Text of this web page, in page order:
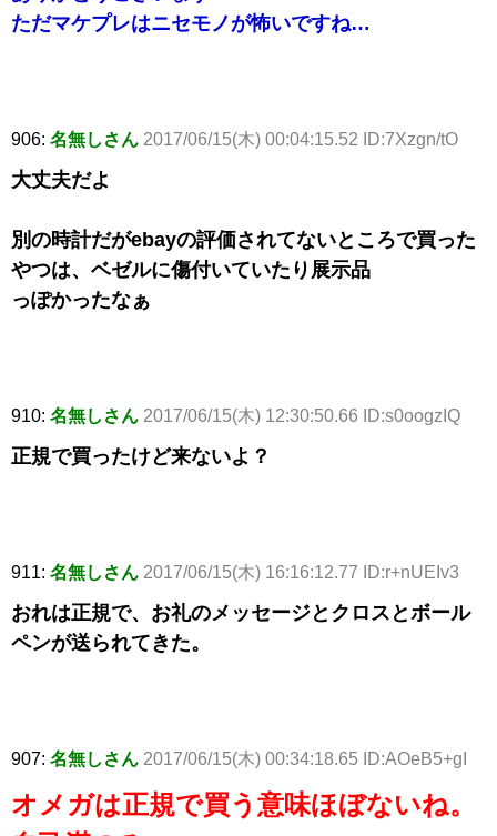
ただマケプレはニセモノが怖いですね…
906: 名無しさん 2017/06/15(木) 00:04:15.52 ID:7Xzgn/tO
大丈夫だよ
別の時計だがebayの評価されてないところで買った
やつは、ベゼルに傷付いていたり展示品
っぽかったなぁ
910: 名無しさん 2017/06/15(木) 12:30:50.66 ID:s0oogzIQ
正規で買ったけど来ないよ？
911: 名無しさん 2017/06/15(木) 16:16:12.77 ID:r+nUEIv3
おれは正規で、お礼のメッセージとクロスとボール
ペンが送られてきた。
907: 名無しさん 2017/06/15(木) 00:34:18.65 ID:AOeB5+gI
オメガは正規で買う意味ほぼないね。